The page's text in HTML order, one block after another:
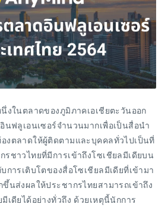
งในตลาดของภูมิภาคเอเชียตะวันออก
นฟลูเอนเซอร์จำนวนมากเพื่อเป็นสื่อนำ
งตลาดให้ผู้ติดตามและบุคคลทั่วไปเป็นที่
รชาวไทยที่มีการเข้าถึงโซเชียลมีเดียบน
การเติบโตของสื่อโซเชียลมีเดียที่เข้ามา
นส่งผลให้ประชากรไทยสามารถเข้าถึง
เดียได้อย่างทั่วถึง ด้วยเหตุนี้นักการ